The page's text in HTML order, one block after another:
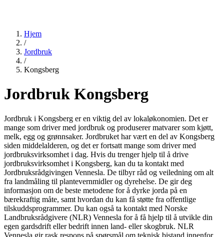
Hjem
/
Jordbruk
/
Kongsberg
Jordbruk Kongsberg
Jordbruk i Kongsberg er en viktig del av lokaløkonomien. Det er
mange som driver med jordbruk og produserer matvarer som kjøtt,
melk, egg og grønnsaker. Jordbruket har vært en del av Kongsberg
siden middelalderen, og det er fortsatt mange som driver med
jordbruksvirksomhet i dag. Hvis du trenger hjelp til å drive
jordbruksvirksomhet i Kongsberg, kan du ta kontakt med
Jordbruksrådgivingen Vennesla. De tilbyr råd og veiledning om alt
fra landmåling til plantevernmidler og dyrehelse. De gir deg
informasjon om de beste metodene for å dyrke jorda på en
bærekraftig måte, samt hvordan du kan få støtte fra offentlige
tilskuddsprogrammer. Du kan også ta kontakt med Norske
Landbruksrådgivere (NLR) Vennesla for å få hjelp til å utvikle din
egen gardsdrift eller bedrift innen land- eller skogbruk. NLR
Vennesla gir rask respons på spørsmål om teknisk bistand innenfor